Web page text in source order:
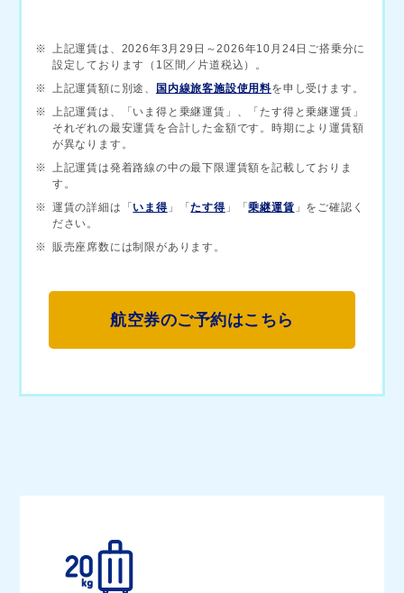
※ 上記運賃は、2026年3月29日～2026年10月24日ご搭乗分に
設定しております（1区間／片道税込）。
※ 上記運賃額に別途、 国内線旅客施設使用料を申し受けます。
※ 上記運賃は、「いま得と乗継運賃」、「たす得と乗継運賃」
それぞれの最安運賃を合計した金額です。時期により運賃額
が異なります。
※ 上記運賃は発着路線の中の最下限運賃額を記載しておりま
す。
※ 運賃の詳細は「 いま得」「たす得」「乗継運賃 」をご確認く
ださい。
※ 販売座席数には制限があります。
航空券のご予約はこちら